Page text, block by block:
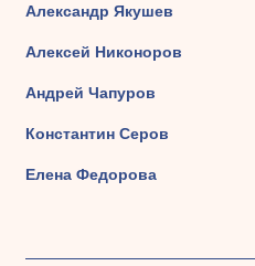
Александр Якушев
Алексей Никоноров
Андрей Чапуров
Константин Серов
Елена Федорова